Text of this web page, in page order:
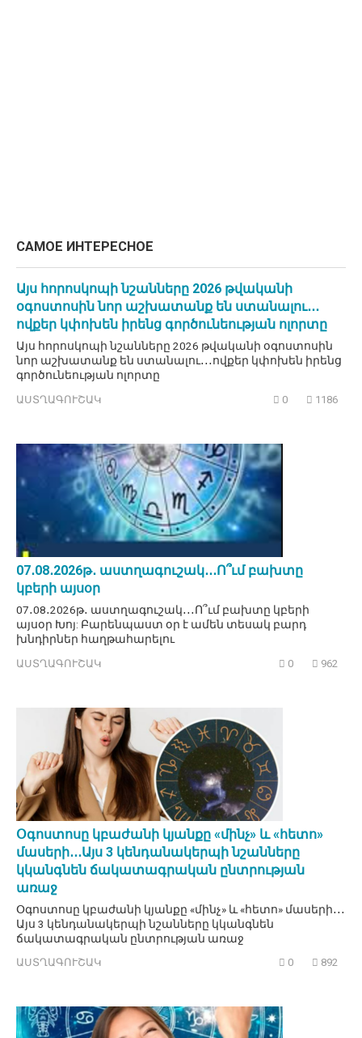
САМОЕ ИНТЕРЕСНОЕ
Այս հորոսկոպի նշանները 2026 թվականի
օգոստոսին նոր աշխատանք են ստանալու․․․
ովքեր կփոխեն իրենց գործունեության ոլորտը
Այս հորոսկոպի նշանները 2026 թվականի օգոստոսին
նոր աշխատանք են ստանալու․․․ովքեր կփոխեն իրենց
գործունեության ոլորտը
ԱՍՏՂԱԳՈՒՇԱԿ 0 1186
07․08․2026թ․ աստղագուշակ․․․Ո՞ւմ բախտը
կբերի այսօր
07․08․2026թ․ աստղագուշակ․․․Ո՞ւմ բախտը կբերի
այսօր Խոյ: Բարենպաստ օր է ամեն տեսակ բարդ
խնդիրներ հաղթահարելու
ԱՍՏՂԱԳՈՒՇԱԿ 0 962
Օգոստոսը կբաժանի կյանքը «մինչ» և «հետո»
մասերի․․․Այս 3 կենդանակերպի նշանները
կկանգնեն ճակատագրական ընտրության
առաջ
Օգոստոսը կբաժանի կյանքը «մինչ» և «հետո» մասերի․․․
Այս 3 կենդանակերպի նշանները կկանգնեն
ճակատագրական ընտրության առաջ
ԱՍՏՂԱԳՈՒՇԱԿ 0 892